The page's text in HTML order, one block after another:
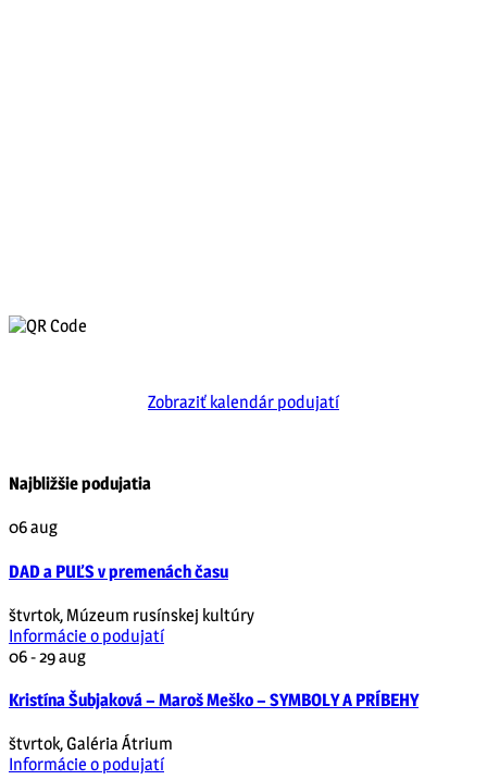
Zobraziť kalendár podujatí
Najbližšie podujatia
06aug
DAD a PUĽS v premenách času
štvrtok, Múzeum rusínskej kultúry
Informácie o podujatí
06 - 29aug
Kristína Šubjaková – Maroš Meško – SYMBOLY A PRÍBEHY
štvrtok,Galéria Átrium
Informácie o podujatí